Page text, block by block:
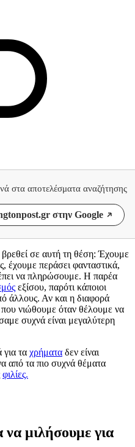
στα αποτελέσματα αναζήτησης
στην Google
σε αυτή τη θέση: Έχουμε
έχουμε περάσει φανταστικά,
να πληρώσουμε. Η παρέα
εξίσου, παρότι κάποιοι
άλλους. Αν και η διαφορά
που νιώθουμε όταν θέλουμε να
συχνά είναι μεγαλύτερη
τα χρήματα δεν είναι
από τα πιο συχνά θέματα
φιλίες.
να μιλήσουμε για